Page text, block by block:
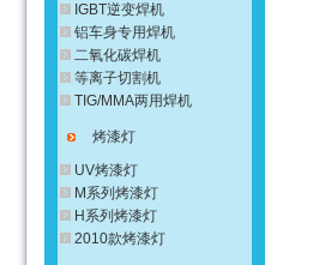
IGBT逆变焊机
铝车身专用焊机
二氧化碳焊机
等离子切割机
TIG/MMA两用焊机
烤漆灯
UV烤漆灯
M系列烤漆灯
H系列烤漆灯
2010款烤漆灯